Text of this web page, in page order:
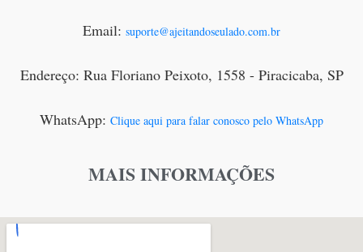
Email: suporte@ajeitandoseulado.com.br
Endereço: Rua Floriano Peixoto, 1558 - Piracicaba, SP
WhatsApp: Clique aqui para falar conosco pelo WhatsApp
MAIS INFORMAÇÕES